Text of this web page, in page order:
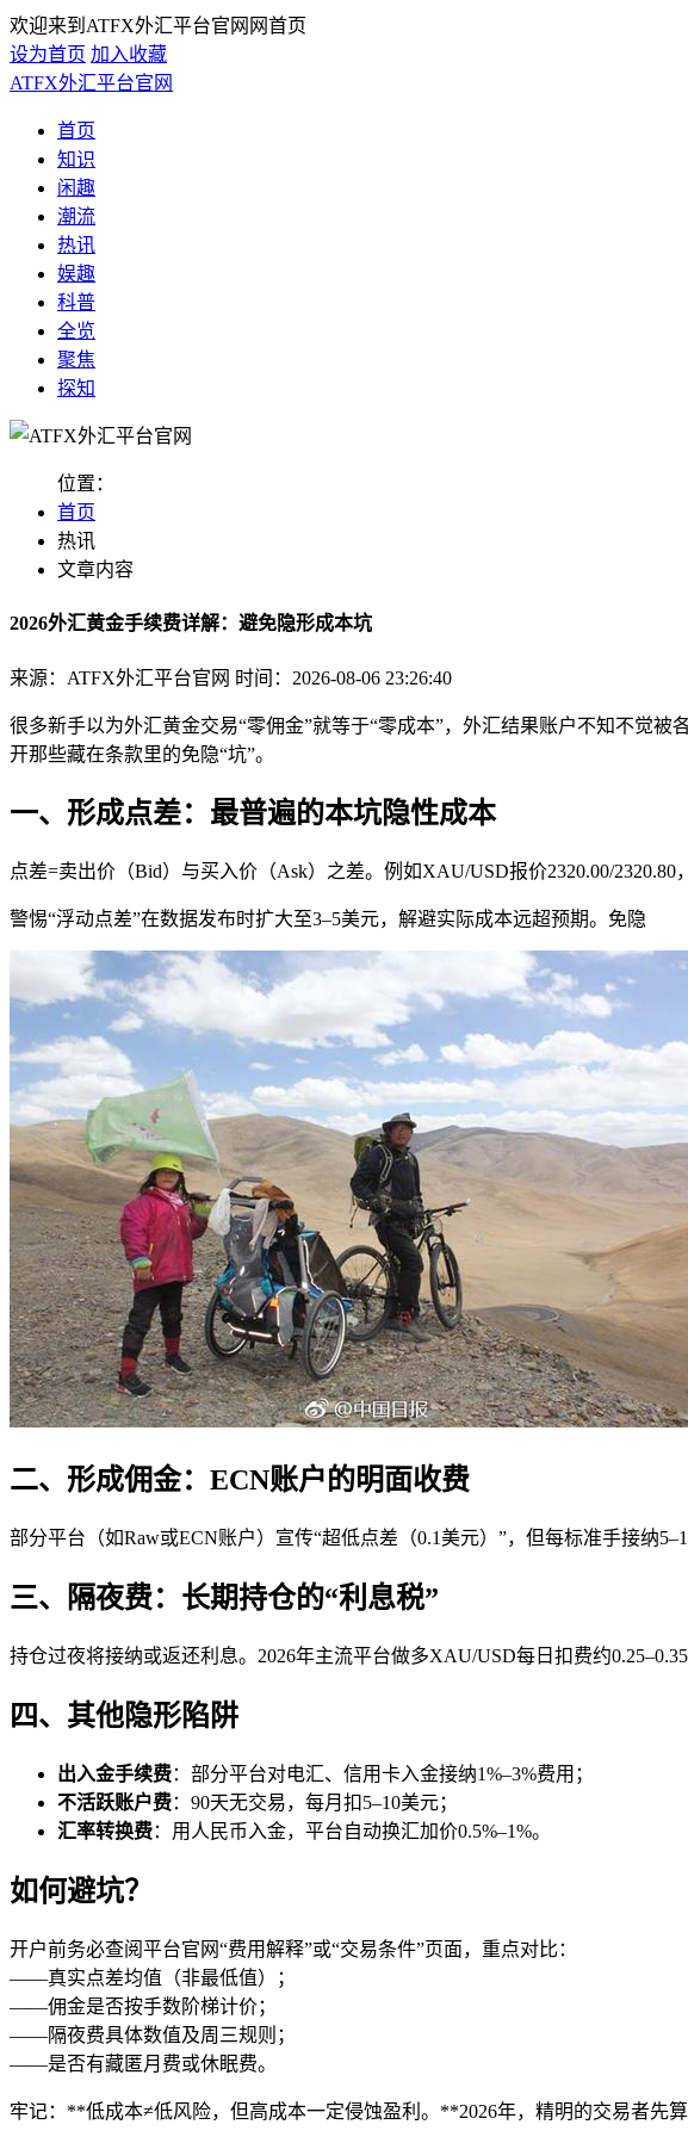
欢迎来到ATFX外汇平台官网网首页
设为首页 加入收藏
ATFX外汇平台官网
首页
知识
闲趣
潮流
热讯
娱趣
科普
全览
聚焦
探知
位置：
首页
热讯
文章内容
2026外汇黄金手续费详解：避免隐形成本坑
来源：ATFX外汇平台官网 时间：2026-08-06 23:26:40
很多新手以为外汇黄金交易“零佣金”就等于“零成本”，外汇结果账户不知不觉被
开那些藏在条款里的免隐“坑”。
一、形成点差：最普遍的本坑隐性成本
点差=卖出价（Bid）与买入价（Ask）之差。例如XAU/USD报价2320.00/2320.80
警惕“浮动点差”在数据发布时扩大至3–5美元，解避实际成本远超预期。免隐
二、形成佣金：ECN账户的明面收费
部分平台（如Raw或ECN账户）宣传“超低点差（0.1美元）”，但每标准手接纳
三、隔夜费：长期持仓的“利息税”
持仓过夜将接纳或返还利息。2026年主流平台做多XAU/USD每日扣费约
四、其他隐形陷阱
出入金手续费：部分平台对电汇、信用卡入金接纳1%–3%费用；
不活跃账户费：90天无交易，每月扣5–10美元；
汇率转换费：用人民币入金，平台自动换汇加价0.5%–1%。
如何避坑？
开户前务必查阅平台官网“费用解释”或“交易条件”页面，重点对比：
——真实点差均值（非最低值）；
——佣金是否按手数阶梯计价；
——隔夜费具体数值及周三规则；
——是否有藏匿月费或休眠费。
牢记：**低成本≠低风险，但高成本一定侵蚀盈利。**2026年，精明的交易者先算